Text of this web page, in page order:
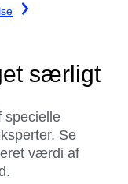
særligt
specielle
Se
værdi af